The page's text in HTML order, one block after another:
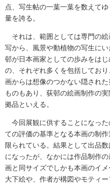
点、写生帖の一葉一葉を数えて
量を誇る。
それは、範囲としては専門の
写から、風景や動植物の写生に
邨が日本画家としての歩みをは
の、それぞれ多くを包括してお
画からは想像のつかない隠され
ものもあり、荻邨の絵画制作の
拠品といえる。
今回展観に供することになっ
ての評価の基準となる本画の制
限られている。結果として出品
になったが、なかには作品制作
画と同サイズでしかも本画のイ
大下絵や、作者が構図やモティ